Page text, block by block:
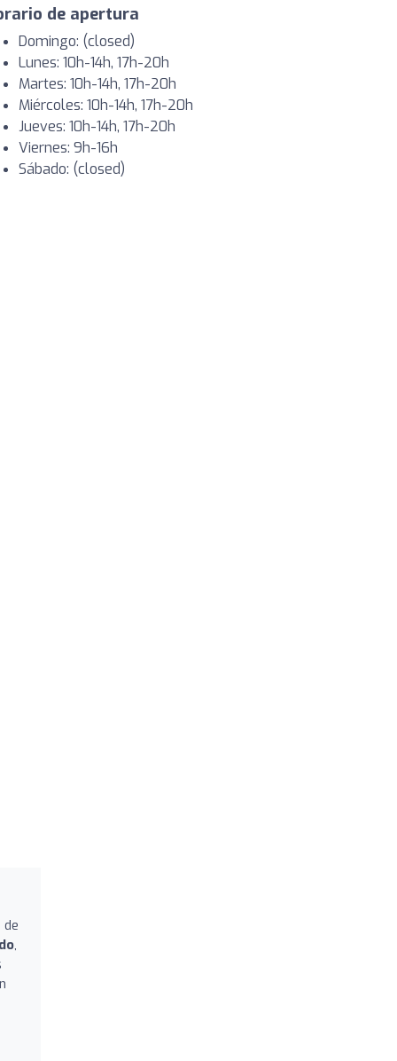
de apertura
Domingo: (closed)
Lunes: 10h-14h, 17h-20h
Martes: 10h-14h, 17h-20h
Miércoles: 10h-14h, 17h-20h
Jueves: 10h-14h, 17h-20h
Viernes: 9h-16h
Sábado: (closed)
,